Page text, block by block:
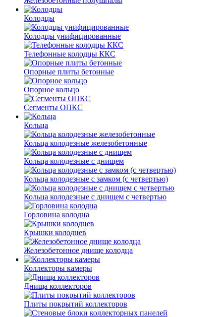
Колодцы
Колодцы унифицированные
Телефонные колодцы ККС
Опорные плиты бетонные
Опорное кольцо
Сегменты ОПКС
Кольца
Кольца колодезные железобетонные
Кольца колодезные с днищем
Кольца колодезные с замком (с четвертью)
Кольца колодезные с днищем с четвертью
Горловина колодца
Крышки колодцев
Железобетонное днище колодца
Коллекторы камеры
Днища коллекторов
Плиты покрытий коллекторов